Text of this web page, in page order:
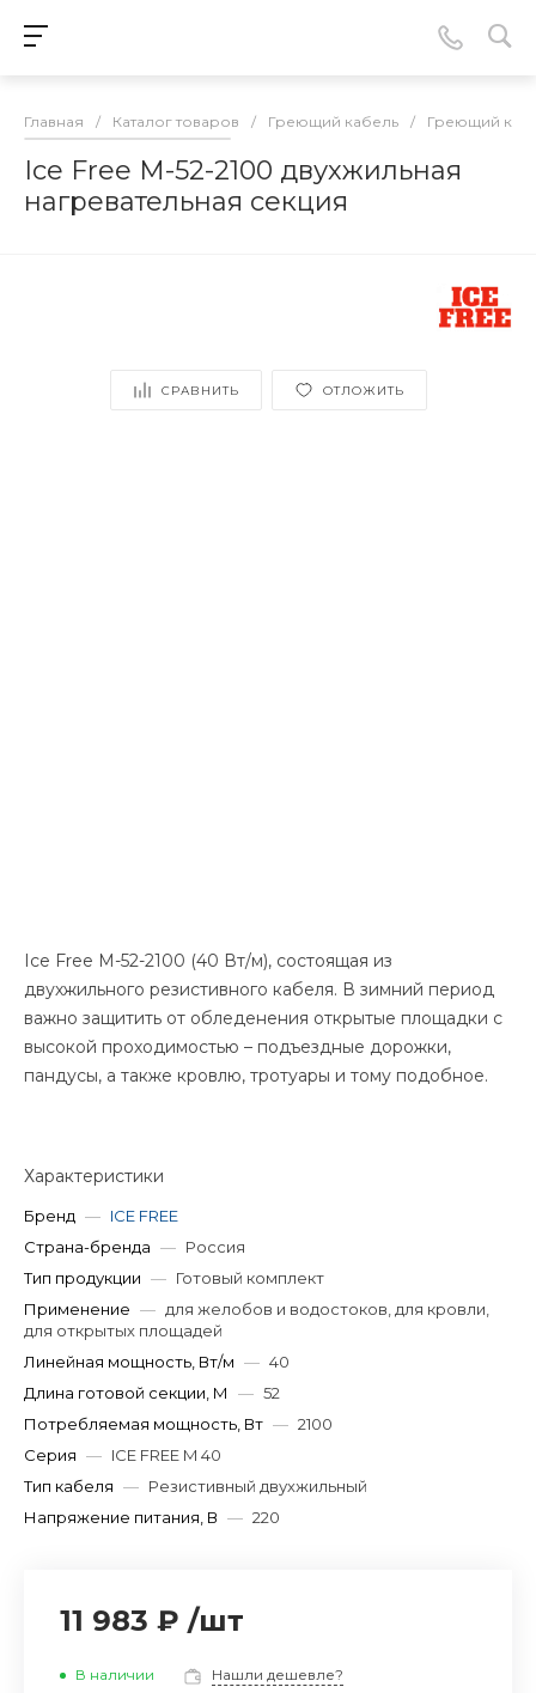
Главная / Каталог товаров / Греющий кабель / Греющий
Ice Free M-52-2100 двухжильная
нагревательная секция
СРАВНИТЬ ОТЛОЖИТЬ
Ice Free M-52-2100 (40 Вт/м), состоящая из
двухжильного резистивного кабеля. В зимний период
важно защитить от обледенения открытые площадки с
высокой проходимостью – подъездные дорожки,
пандусы, а также кровлю, тротуары и тому подобное.
Характеристики
Бренд — ICE FREE
Страна-бренда — Россия
Тип продукции — Готовый комплект
Применение — для желобов и водостоков, для кровли,
для открытых площадей
Линейная мощность, Вт/м — 40
Длина готовой секции, М
— 52
Потребляемая мощность, Вт — 2100
Серия — ICE FREE M 40
Тип кабеля — Резистивный двухжильный
Напряжение питания, В — 220
11 983 ₽ /шт
В наличии Нашли дешевле?